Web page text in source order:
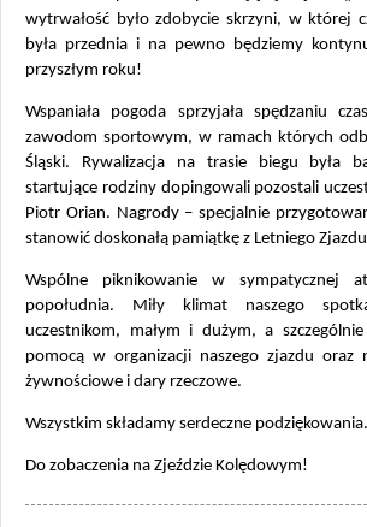
wytrwałość było zdobycie skrzyni, w której
była przednia i na pewno będziemy
przyszłym roku!
Wspaniała pogoda sprzyjała spędzaniu
zawodom sportowym, w ramach których
Śląski. Rywalizacja na trasie biegu była
startujące rodziny dopingowali pozostali
Piotr Orian. Nagrody – specjalnie
stanowić doskonałą pamiątkę z Letniego
Wspólne piknikowanie w sympatycznej
popołudnia. Miły klimat naszego
uczestnikom, małym i dużym, a
pomocą w organizacji naszego zjazdu oraz
żywnościowe i dary rzeczowe.
Wszystkim składamy serdeczne podziękowania.
Do zobaczenia na Zjeździe Kolędowym!